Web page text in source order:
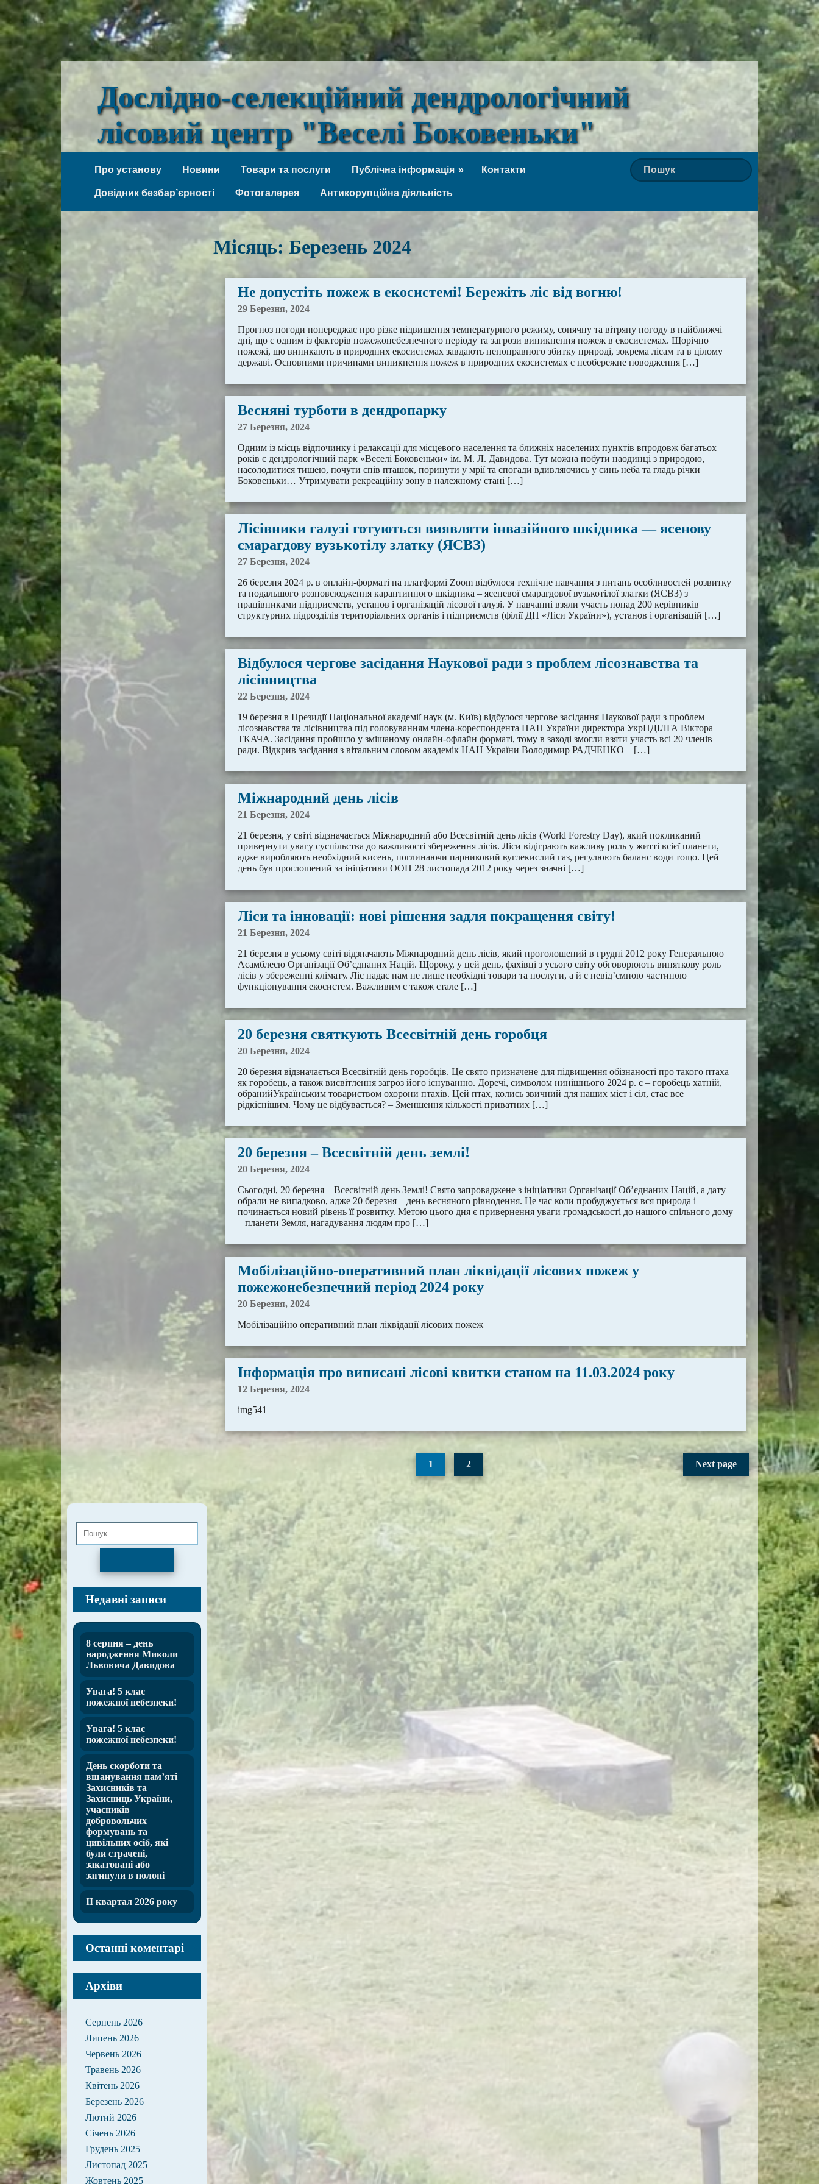
Дослідно-селекційний дендрологічний
лісовий центр "Веселі Боковеньки"
Про установу
Новини Товари та послуги Публічна інформація Контакти
Довідник безбар’єрності Фотогалерея Антикорупційна діяльність
Місяць:Березень 2024
Не допустіть пожеж в екосистемі! Бережіть ліс від вогню!
29 Березня, 2024
Прогноз погоди попереджає про різке підвищення температурного режиму, сонячну та вітряну погоду в найближчі
дні, що є одним із факторів пожежонебезпечного періоду та загрози виникнення пожеж в екосистемах. Щорічно
пожежі, що виникають в природних екосистемах завдають непоправного збитку природі, зокрема лісам та в цілому
державі. Основними причинами виникнення пожеж в природних екосистемах є необережне поводження […]
Весняні турботи в дендропарку
27 Березня, 2024
Одним із місць відпочинку і релаксації для місцевого населення та ближніх населених пунктів впродовж багатьох
років є дендрологічний парк «Веселі Боковеньки» ім. М. Л. Давидова. Тут можна побути наодинці з природою,
насолодитися тишею, почути спів пташок, поринути у мрії та спогади вдивляючись у синь неба та гладь річки
Боковеньки… Утримувати рекреаційну зону в належному стані […]
Лісівники галузі готуються виявляти інвазійного шкідника — ясенову
смарагдову вузькотілу златку (ЯСВЗ)
27 Березня, 2024
26 березня 2024 р. в онлайн-форматі на платформі Zoom відбулося технічне навчання з питань особливостей розвитку
та подальшого розповсюдження карантинного шкідника – ясеневої смарагдової вузькотілої златки (ЯСВЗ) з
працівниками підприємств, установ і організацій лісової галузі. У навчанні взяли участь понад 200 керівників
структурних підрозділів територіальних органів і підприємств (філії ДП «Ліси України»), установ і організацій […]
Відбулося чергове засідання Наукової ради з проблем лісознавства та
лісівництва
22 Березня, 2024
19 березня в Президії Національної академії наук (м. Київ) відбулося чергове засідання Наукової ради з проблем
лісознавства та лісівництва під головуванням члена-кореспондента НАН України директора УкрНДІЛГА Віктора
ТКАЧА. Засідання пройшло у змішаному онлайн-офлайн форматі, тому в заході змогли взяти участь всі 20 членів
ради. Відкрив засідання з вітальним словом академік НАН України Володимир РАДЧЕНКО – […]
Міжнародний день лісів
21 Березня, 2024
21 березня, у світі відзначається Міжнародний або Всесвітній день лісів (World Forestry Day), який покликаний
привернути увагу суспільства до важливості збереження лісів. Ліси відіграють важливу роль у житті всієї планети,
адже виробляють необхідний кисень, поглинаючи парниковий вуглекислий газ, регулюють баланс води тощо. Цей
день був проглошений за ініціативи ООН 28 листопада 2012 року через значні […]
Ліси та інновації: нові рішення задля покращення світу!
21 Березня, 2024
21 березня в усьому світі відзначають Міжнародний день лісів, який проголошений в грудні 2012 року Генеральною
Асамблеєю Організації Об’єднаних Націй. Щороку, у цей день, фахівці з усього світу обговорюють виняткову роль
лісів у збереженні клімату. Ліс надає нам не лише необхідні товари та послуги, а й є невід’ємною частиною
функціонування екосистем. Важливим є також стале […]
20 березня святкують Всесвітній день горобця
20 Березня, 2024
20 березня відзначається Всесвітній день горобців. Це свято призначене для підвищення обізнаності про такого птаха
як горобець, а також висвітлення загроз його існуванню. Доречі, символом нинішнього 2024 р. є – горобець хатній,
обранийУкраїнським товариством охорони птахів. Цей птах, колись звичний для наших міст і сіл, стає все
рідкіснішим. Чому це відбувається? – Зменшення кількості приватних […]
20 березня – Всесвітній день землі!
20 Березня, 2024
Сьогодні, 20 березня – Всесвітній день Землі! Свято запроваджене з ініціативи Організації Об’єднаних Націй, а дату
обрали не випадково, адже 20 березня – день весняного рівнодення. Це час коли пробуджується вся природа і
починається новий рівень її розвитку. Метою цього дня є привернення уваги громадськості до нашого спільного дому
– планети Земля, нагадування людям про […]
Мобілізаційно-оперативний план ліквідації лісових пожеж у
пожежонебезпечний період 2024 року
20 Березня, 2024
Мобілізаційно оперативний план ліквідації лісових пожеж
Інформація про виписані лісові квитки станом на 11.03.2024 року
12 Березня, 2024
img541
1 2 Next page
Недавні записи
8 серпня – день
народження Миколи
Львовича Давидова
Увага! 5 клас
пожежної небезпеки!
Увага! 5 клас
пожежної небезпеки!
День скорботи та
вшанування пам’яті
Захисників та
Захисниць України,
учасників
добровольчих
формувань та
цивільних осіб, які
були страчені,
закатовані або
загинули в полоні
ІІ квартал 2026 року
Останні коментарі
Архіви
Серпень 2026
Липень 2026
Червень 2026
Травень 2026
Квітень 2026
Березень 2026
Лютий 2026
Січень 2026
Грудень 2025
Листопад 2025
Жовтень 2025